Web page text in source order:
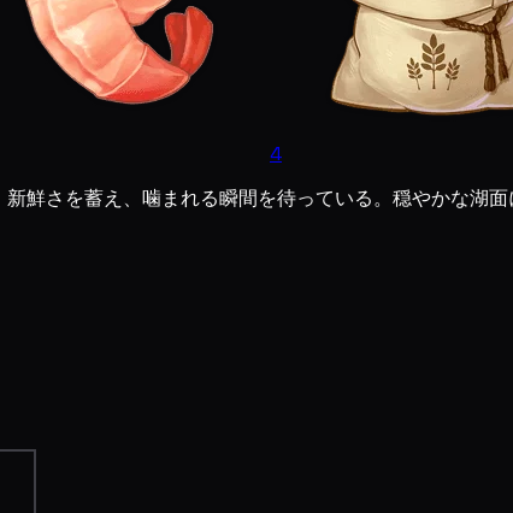
4
鮮さを蓄え、噛まれる瞬間を待っている。穏やかな湖